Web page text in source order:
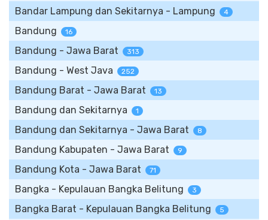
Bandar Lampung dan Sekitarnya - Lampung 4
Bandung 16
Bandung - Jawa Barat 313
Bandung - West Java 252
Bandung Barat - Jawa Barat 13
Bandung dan Sekitarnya 1
Bandung dan Sekitarnya - Jawa Barat 8
Bandung Kabupaten - Jawa Barat 9
Bandung Kota - Jawa Barat 71
Bangka - Kepulauan Bangka Belitung 3
Bangka Barat - Kepulauan Bangka Belitung 5